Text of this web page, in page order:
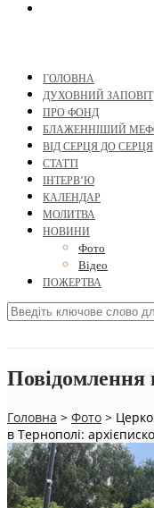
ГОЛОВНА
ДУХОВНИЙ ЗАПОВІТ
ПРО ФОНД
БЛАЖЕННІШИЙ
ВІД СЕРЦЯ ДО СЕРЦЯ
СТАТТІ
ІНТЕРВ’Ю
КАЛЕНДАР
МОЛИТВА
НОВИНИ
Фото
Відео
ПОЖЕРТВА
Повідомлення
Головна > Фото >
в Тернополі: